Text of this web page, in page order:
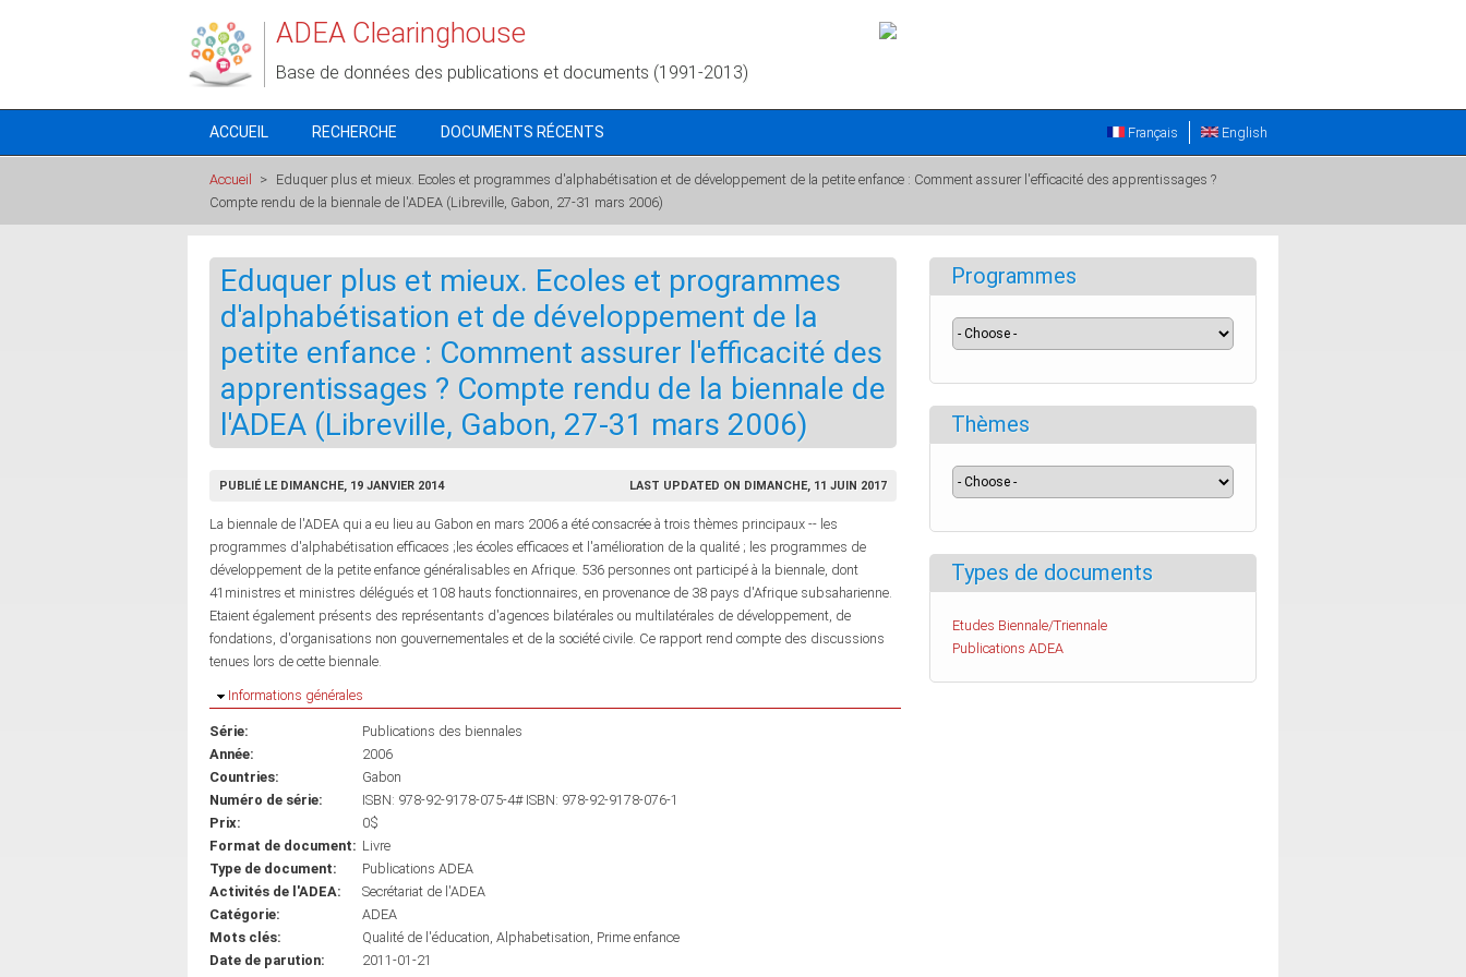
ADEA Clearinghouse
Base de données des publications et documents (1991-2013)
ACCUEIL RECHERCHE DOCUMENTS RÉCENTS English
Français
Accueil > Eduquer plus et mieux. Ecoles et programmes d'alphabétisation et de développement de la petite enfance : Comment assurer l'efficacité des apprentissages ?
Compte rendu de la biennale de l'ADEA (Libreville, Gabon, 27-31 mars 2006)
Eduquer plus et mieux. Ecoles et programmes
d'alphabétisation et de développement de la
petite enfance : Comment assurer l'efficacité des
apprentissages ? Compte rendu de la biennale de
l'ADEA (Libreville, Gabon, 27-31 mars 2006)
PUBLIÉ LE DIMANCHE, 19 JANVIER 2014 LAST UPDATED ON DIMANCHE, 11 JUIN 2017
La biennale de l'ADEA qui a eu lieu au Gabon en mars 2006 a été consacrée à trois thèmes principaux -- les
programmes d'alphabétisation efficaces ;les écoles efficaces et l'amélioration de la qualité ; les programmes de
développement de la petite enfance généralisables en Afrique. 536 personnes ont participé à la biennale, dont
41ministres et ministres délégués et 108 hauts fonctionnaires, en provenance de 38 pays d'Afrique subsaharienne.
Etaient également présents des représentants d'agences bilatérales ou multilatérales de développement, de
fondations, d'organisations non gouvernementales et de la société civile. Ce rapport rend compte des discussions
tenues lors de cette biennale.
Masquer
Informations générales
Série:
Publications des biennales
Année:
2006
Countries:
Gabon
Numéro de série:
ISBN: 978-92-9178-075-4# ISBN: 978-92-9178-076-1
Prix:
0$
Format de document: Livre
Type de document:
Publications ADEA
Activités de l'ADEA:
Secrétariat de l'ADEA
Catégorie:
ADEA
Mots clés:
Qualité de l'éducation Alphabetisation Prime enfance
Date de parution:
2011-01-21
Programmes
Thèmes
Types de documents
Etudes Biennale/Triennale
Publications ADEA